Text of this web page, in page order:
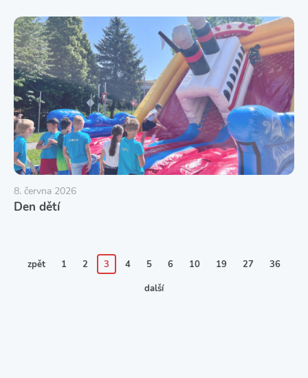
8. června 2026
Den dětí
zpět 1 2 3 4 5 6 10 19 27 36
další